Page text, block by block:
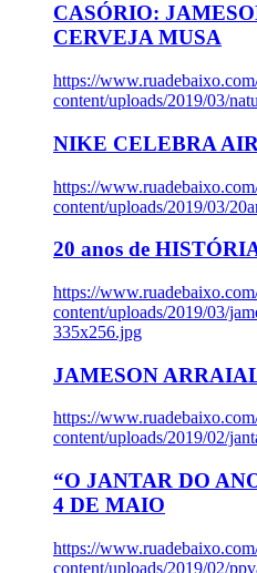
CASÓRIO:
CERVEJA MUSA
https://
content/uploads/2019/03/
NIKE CELEBRA
https://
content/uploads/2019/03/
20 anos de
https://
content/uploads/2019/03/
335x256.jpg
JAMESON
https://
content/uploads/2019/02/
“O JANTAR DO
4 DE MAIO
https://
content/uploads/2019/02/